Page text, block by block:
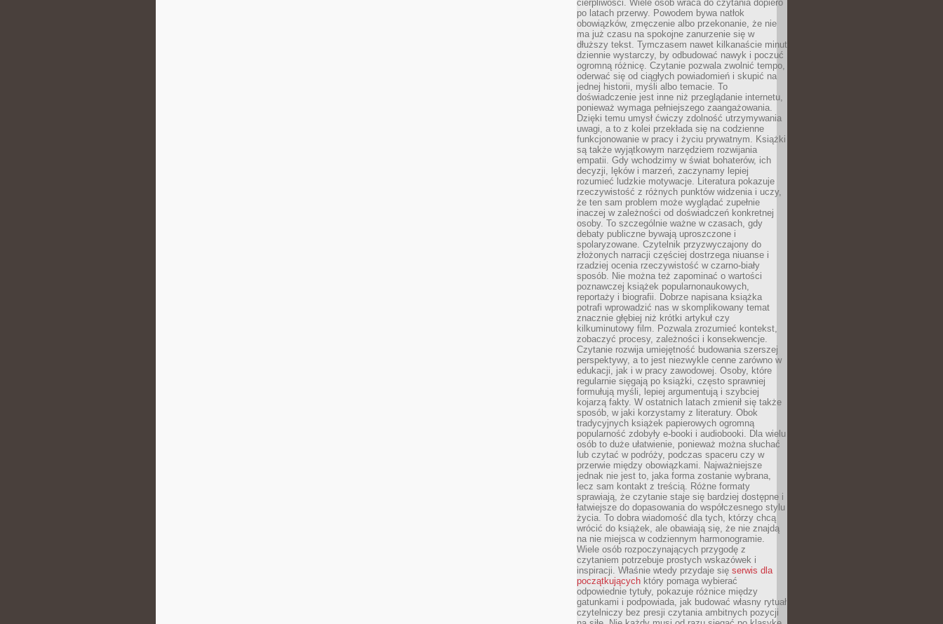
cierpliwości. Wiele osób wraca do czytania dopiero
po latach przerwy. Powodem bywa natłok
obowiązków, zmęczenie albo przekonanie, że nie
ma już czasu na spokojne zanurzenie się w
dłuższy tekst. Tymczasem nawet kilkanaście minut
dziennie wystarczy, by odbudować nawyk i poczuć
ogromną różnicę. Czytanie pozwala zwolnić tempo,
oderwać się od ciągłych powiadomień i skupić na
jednej historii, myśli albo temacie. To
doświadczenie jest inne niż przeglądanie internetu,
ponieważ wymaga pełniejszego zaangażowania.
Dzięki temu umysł ćwiczy zdolność utrzymywania
uwagi, a to z kolei przekłada się na codzienne
funkcjonowanie w pracy i życiu prywatnym. Książki
są także wyjątkowym narzędziem rozwijania
empatii. Gdy wchodzimy w świat bohaterów, ich
decyzji, lęków i marzeń, zaczynamy lepiej
rozumieć ludzkie motywacje. Literatura pokazuje
rzeczywistość z różnych punktów widzenia i uczy,
że ten sam problem może wyglądać zupełnie
inaczej w zależności od doświadczeń konkretnej
osoby. To szczególnie ważne w czasach, gdy
debaty publiczne bywają uproszczone i
spolaryzowane. Czytelnik przyzwyczajony do
złożonych narracji częściej dostrzega niuanse i
rzadziej ocenia rzeczywistość w czarno-biały
sposób. Nie można też zapominać o wartości
poznawczej książek popularnonaukowych,
reportaży i biografii. Dobrze napisana książka
potrafi wprowadzić nas w skomplikowany temat
znacznie głębiej niż krótki artykuł czy
kilkuminutowy film. Pozwala zrozumieć kontekst,
zobaczyć procesy, zależności i konsekwencje.
Czytanie rozwija umiejętność budowania szerszej
perspektywy, a to jest niezwykle cenne zarówno w
edukacji, jak i w pracy zawodowej. Osoby, które
regularnie sięgają po książki, często sprawniej
formułują myśli, lepiej argumentują i szybciej
kojarzą fakty. W ostatnich latach zmienił się także
sposób, w jaki korzystamy z literatury. Obok
tradycyjnych książek papierowych ogromną
popularność zdobyły e-booki i audiobooki. Dla wielu
osób to duże ułatwienie, ponieważ można słuchać
lub czytać w podróży, podczas spaceru czy w
przerwie między obowiązkami. Najważniejsze
jednak nie jest to, jaka forma zostanie wybrana,
lecz sam kontakt z treścią. Różne formaty
sprawiają, że czytanie staje się bardziej dostępne i
łatwiejsze do dopasowania do współczesnego stylu
życia. To dobra wiadomość dla tych, którzy chcą
wrócić do książek, ale obawiają się, że nie znajdą
na nie miejsca w codziennym harmonogramie.
Wiele osób rozpoczynających przygodę z
czytaniem potrzebuje prostych wskazówek i
inspiracji. Właśnie wtedy przydaje się serwis dla
początkujących który pomaga wybierać
odpowiednie tytuły, pokazuje różnice między
gatunkami i podpowiada, jak budować własny rytuał
czytelniczy bez presji czytania ambitnych pozycji